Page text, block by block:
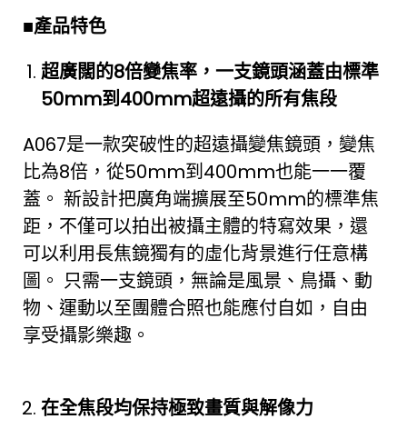
■產品特色
超廣闊的8倍變焦率，一支鏡頭涵蓋由標準
50mm到400mm超遠攝的所有焦段
A067是一款突破性的超遠攝變焦鏡頭，變焦
比為8倍，從50mm到400mm也能一一覆
蓋。 新設計把廣角端擴展至50mm的標準焦
距，不僅可以拍出被攝主體的特寫效果，還
可以利用長焦鏡獨有的虛化背景進行任意構
圖。 只需一支鏡頭，無論是風景、鳥攝、動
物、運動以至團體合照也能應付自如，自由
享受攝影樂趣。
在全焦段均保持極致畫質與解像力